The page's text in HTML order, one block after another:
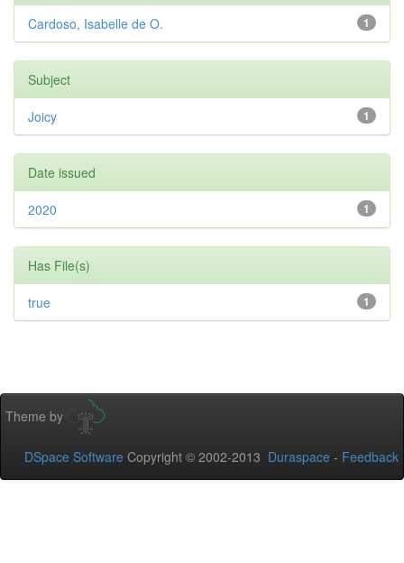
1
Cardoso, Isabelle de O.
Subject
1
Joicy
Date issued
1
2020
Has File(s)
1
true
Theme by
DSpace Software Copyright © 2002-2013 Duraspace - Feedback